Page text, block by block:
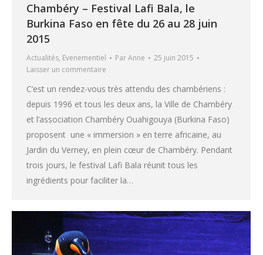
Chambéry – Festival Lafi Bala, le
Burkina Faso en fête du 26 au 28 juin
2015
Actualités, Evenementiel ParAnne
25 juin 2015
Laisser un commentaire
C’est un rendez-vous très attendu des chambériens :
depuis 1996 et tous les deux ans, la Ville de Chambéry
et l’association Chambéry Ouahigouya (Burkina Faso)
proposent une « immersion » en terre africaine, au
Jardin du Verney, en plein cœur de Chambéry. Pendant
trois jours, le festival Lafi Bala réunit tous les
ingrédients pour faciliter la…